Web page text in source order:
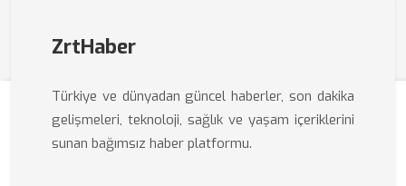
ZrtHaber
Türkiye ve dünyadan güncel haberler, son dakika
gelişmeleri, teknoloji, sağlık ve yaşam içeriklerini
sunan bağımsız haber platformu.